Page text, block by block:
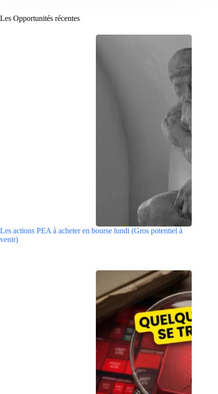
Les Opportunités récentes
Les actions PEA à acheter en bourse lundi (Gros potentiel à
venir)